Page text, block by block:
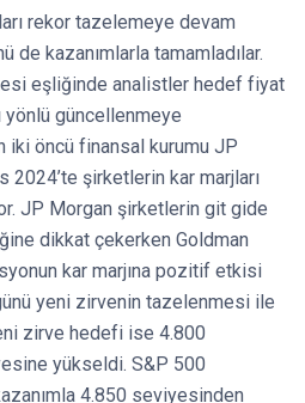
rekor tazelemeye devam
de kazanımlarla tamamladılar.
eşliğinde analistler hedef fiyat
güncellenmeye
iki öncü finansal kurumu JP
2024’te şirketlerin kar marjları
JP Morgan şirketlerin git gide
dikkat çekerken Goldman
kar marjına pozitif etkisi
yeni zirvenin tazelenmesi ile
zirve hedefi ise 4.800
yükseldi. S&P 500
4.850 seviyesinden